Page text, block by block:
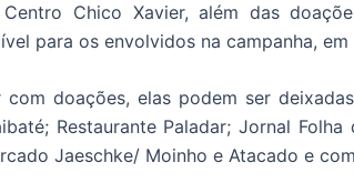
Chico Xavier, além das
para os envolvidos na campanha, em
doações, elas podem ser
Restaurante Paladar; Jornal
Jaeschke/ Moinho e Atacado e